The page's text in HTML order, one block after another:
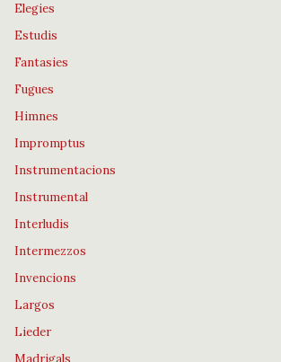
Elegies
Estudis
Fantasies
Fugues
Himnes
Impromptus
Instrumentacions
Instrumental
Interludis
Intermezzos
Invencions
Largos
Lieder
Madrigals